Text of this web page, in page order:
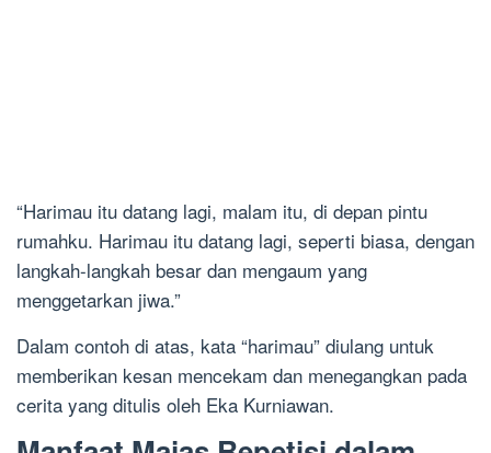
“Harimau itu datang lagi, malam itu, di depan pintu
rumahku. Harimau itu datang lagi, seperti biasa, dengan
langkah-langkah besar dan mengaum yang
menggetarkan jiwa.”
Dalam contoh di atas, kata “harimau” diulang untuk
memberikan kesan mencekam dan menegangkan pada
cerita yang ditulis oleh Eka Kurniawan.